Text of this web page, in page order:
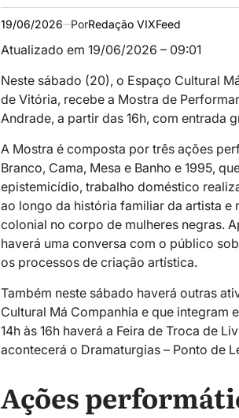
19/06/2026 PorRedação VIXFeed
Atualizado em 19/06/2026 – 09:01
Neste sábado (20), o Espaço Cultural
de Vitória, recebe a Mostra de
Andrade, a partir das 16h, com entrada
A Mostra é composta por três ações
Branco, Cama, Mesa e Banho e 1995,
epistemicídio, trabalho doméstico
ao longo da história familiar da artista e
colonial no corpo de mulheres negras.
haverá uma conversa com o público
os processos de criação artística.
Também neste sábado haverá outras
Cultural Má Companhia eque integram
14h às 16h haverá a Feira de Troca de
acontecerá o Dramaturgias – Ponto de
Ações